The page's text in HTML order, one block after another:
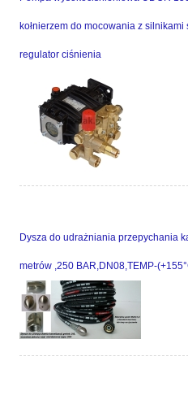
kołnierzem do mocowania z
regulator ciśnienia
Dysza do udrażniania przepychania
metrów ,250 BAR,DN08,TEMP-